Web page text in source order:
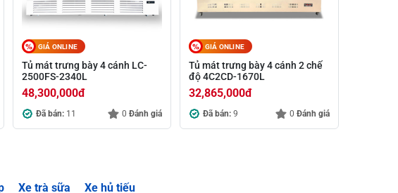
GIÁ ONLINE
Tủ mát trưng bày 4 cánh LC-
2500FS-2340L
48,300,000đ
Đã bán: 11 0Đánh giá
GIÁ ONLINE
Tủ mát trưng bày 4 cánh 2 chế
độ 4C2CD-1670L
32,865,000đ
Đã bán:9 0 Đánh giá
Xe trà sữa Xe hủ tiếu